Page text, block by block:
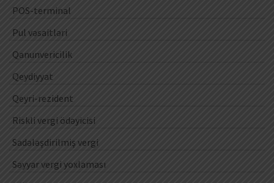
POS-terminal
Pul vəsaitləri
Qanunvericilik
Qeydiyyat
Qeyri-rezident
Riskli vergi ödəyicisi
Sadələşdirilmiş vergi
Səyyar vergi yoxlaması